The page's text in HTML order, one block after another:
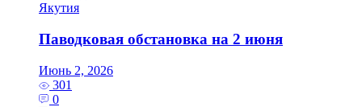
Якутия
Паводковая обстановка на 2 июня
Июнь 2, 2026
301
0